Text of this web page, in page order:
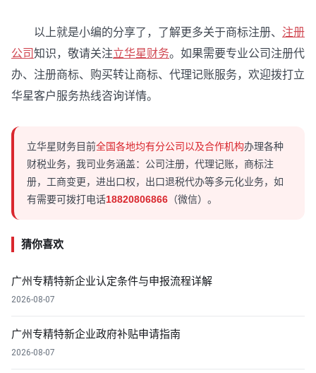
以上就是小编的分享了，了解更多关于商标注册、 注册
公司知识，敬请关注立华星财务。如果需要专业公司注册代
办、注册商标、购买转让商标、代理记账服务，欢迎拨打立
华星客户服务热线咨询详情。
立华星财务目前全国各地均有分公司以及合作机构办理各种
财税业务，我司业务涵盖：公司注册，代理记账，商标注
册，工商变更，进出口权，出口退税代办等多元化业务，如
有需要可拨打电话18820806866 （微信）。
猜你喜欢
广州专精特新企业认定条件与申报流程详解
2026-08-07
广州专精特新企业政府补贴申请指南
2026-08-07